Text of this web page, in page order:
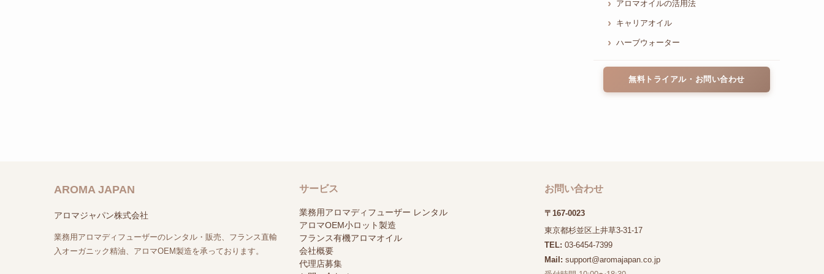
アロマオイルの活用法
キャリアオイル
ハーブウォーター
無料トライアル・お問い合わせ
AROMA JAPAN
アロマジャパン株式会社
業務用アロマディフューザーのレンタル・販売、フランス直輸
入オーガニック精油、アロマOEM製造を承っております。
サービス
業務用アロマディフューザー レンタル
アロマOEM小ロット製造
フランス有機アロマオイル
会社概要
代理店募集
お問い合わせ
〒167-0023
東京都杉並区上井草3-31-17
TEL: 03-6454-7399
Mail: support@aromajapan.co.jp